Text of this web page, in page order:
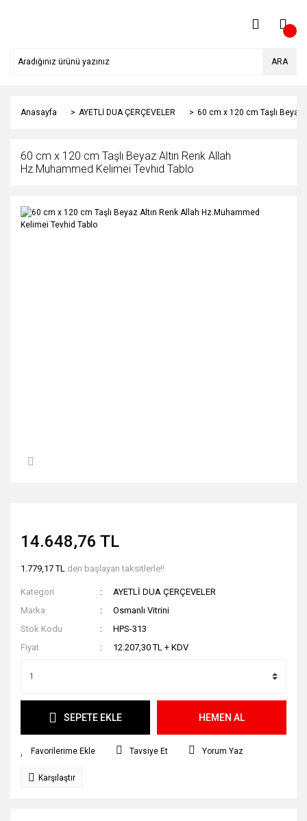
ARA
Anasayfa AYETLİ DUA ÇERÇEVELER 60 cm x 120 cm Taşlı
60 cm x 120 cm Taşlı Beyaz Altın Renk Allah
Hz.Muhammed Kelimei Tevhid Tablo
14.648,76 TL
1.779,17 TL den başlayan taksitlerle!!
Kategori
AYETLİ DUA ÇERÇEVELER
Marka
Osmanlı Vitrini
Stok Kodu
HPS-313
Fiyat
12.207,30 TL + KDV
SEPETE EKLE HEMEN AL
Tavsiye Et Yorum Yaz
Karşılaştır